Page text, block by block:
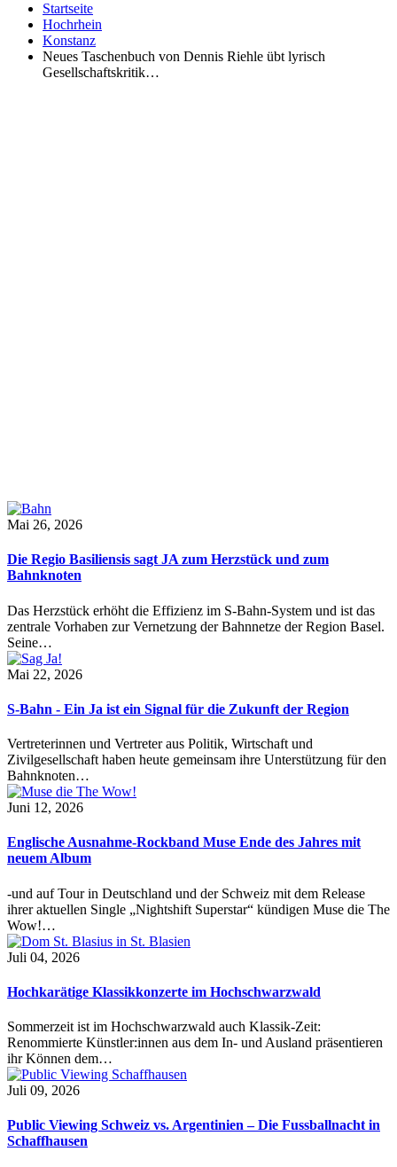
Startseite
Hochrhein
Konstanz
Neues Taschenbuch von Dennis Riehle übt lyrisch
Gesellschaftskritik…
Mai 26, 2026
Die Regio Basiliensis sagt JA zum Herzstück und zum
Bahnknoten
Das Herzstück erhöht die Effizienz im S-Bahn-System und ist das
zentrale Vorhaben zur Vernetzung der Bahnnetze der Region Basel.
Seine…
Mai 22, 2026
S-Bahn - Ein Ja ist ein Signal für die Zukunft der Region
Vertreterinnen und Vertreter aus Politik, Wirtschaft und
Zivilgesellschaft haben heute gemeinsam ihre Unterstützung für den
Bahnknoten…
Juni 12, 2026
Englische Ausnahme-Rockband Muse Ende des Jahres mit
neuem Album
-und auf Tour in Deutschland und der Schweiz mit dem Release
ihrer aktuellen Single „Nightshift Superstar“ kündigen Muse die The
Wow!…
Juli 04, 2026
Hochkarätige Klassikkonzerte im Hochschwarzwald
Sommerzeit ist im Hochschwarzwald auch Klassik-Zeit:
Renommierte Künstler:innen aus dem In- und Ausland präsentieren
ihr Können dem…
Juli 09, 2026
Public Viewing Schweiz vs. Argentinien – Die Fussballnacht in
Schaffhausen